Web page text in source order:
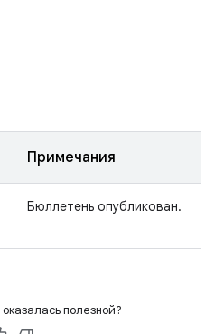
Примечания
Бюллетень опубликован.
полезной?